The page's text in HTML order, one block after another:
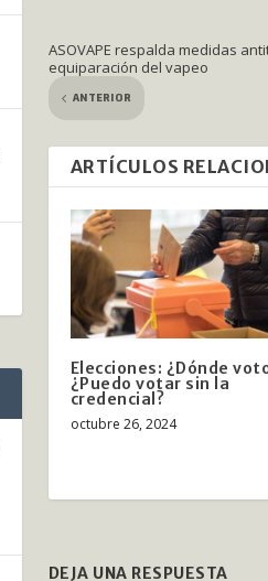
ASOVAPE respalda medidas
equiparación del vapeo
ANTERIOR
ARTÍCULOS
Elecciones: ¿Dónde
¿Puedo votar sin la
credencial?
octubre 26, 2024
DEJA UNA RESPUESTA